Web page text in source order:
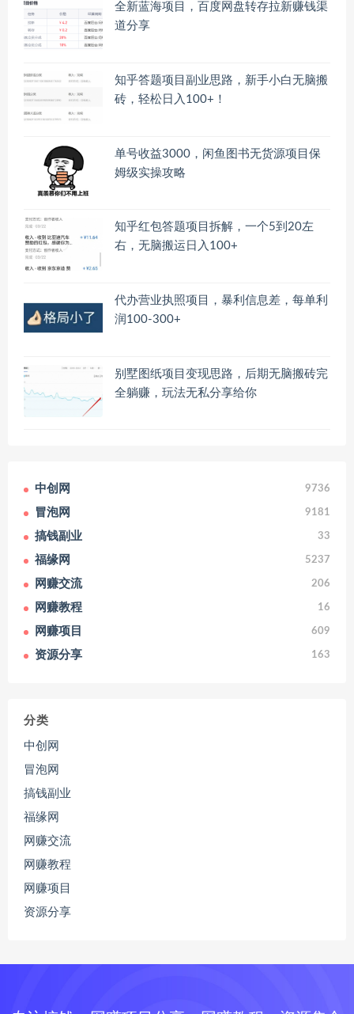
全新蓝海项目，百度网盘转存拉新赚钱渠
道分享
知乎答题项目副业思路，新手小白无脑搬
砖，轻松日入100+！
单号收益3000，闲鱼图书无货源项目保
姆级实操攻略
知乎红包答题项目拆解，一个5到20左
右，无脑搬运日入100+
代办营业执照项目，暴利信息差，每单利
润100-300+
别墅图纸项目变现思路，后期无脑搬砖完
全躺赚，玩法无私分享给你
中创网 9736
冒泡网 9181
搞钱副业 33
福缘网 5237
网赚交流 206
网赚教程 16
网赚项目 609
资源分享 163
分类
中创网
冒泡网
搞钱副业
福缘网
网赚交流
网赚教程
网赚项目
资源分享